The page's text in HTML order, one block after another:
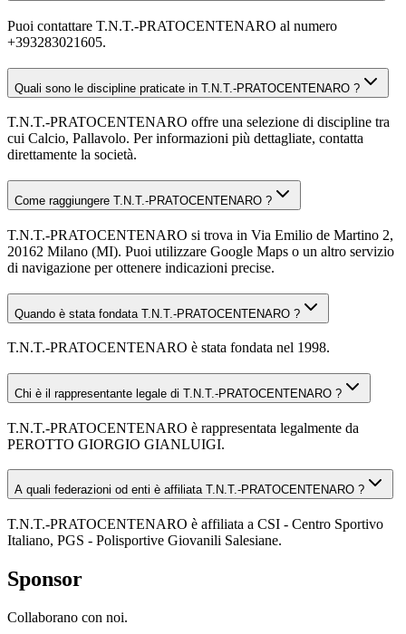
Puoi contattare T.N.T.-PRATOCENTENARO al numero
+393283021605.
Quali sono le discipline praticate in T.N.T.-PRATOCENTENARO ?
T.N.T.-PRATOCENTENARO offre una selezione di discipline tra
cui Calcio, Pallavolo. Per informazioni più dettagliate, contatta
direttamente la società.
Come raggiungere T.N.T.-PRATOCENTENARO ?
T.N.T.-PRATOCENTENARO si trova in Via Emilio de Martino 2,
20162 Milano (MI). Puoi utilizzare Google Maps o un altro servizio
di navigazione per ottenere indicazioni precise.
Quando è stata fondata T.N.T.-PRATOCENTENARO ?
T.N.T.-PRATOCENTENARO è stata fondata nel 1998.
Chi è il rappresentante legale di T.N.T.-PRATOCENTENARO ?
T.N.T.-PRATOCENTENARO è rappresentata legalmente da
PEROTTO GIORGIO GIANLUIGI.
A quali federazioni od enti è affiliata T.N.T.-PRATOCENTENARO ?
T.N.T.-PRATOCENTENARO è affiliata a CSI - Centro Sportivo
Italiano, PGS - Polisportive Giovanili Salesiane.
Sponsor
Collaborano con noi.